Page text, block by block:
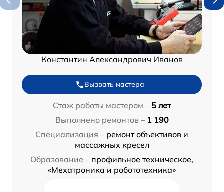
Константин Александрович Иванов
Вызвать мастера
Стаж работы мастером – 5 лет
Выполнено ремонтов – 1 190
Специализация – ремонт объективов и
массажных кресел
Образование – профильное техническое,
«Мехатроника и робототехника»